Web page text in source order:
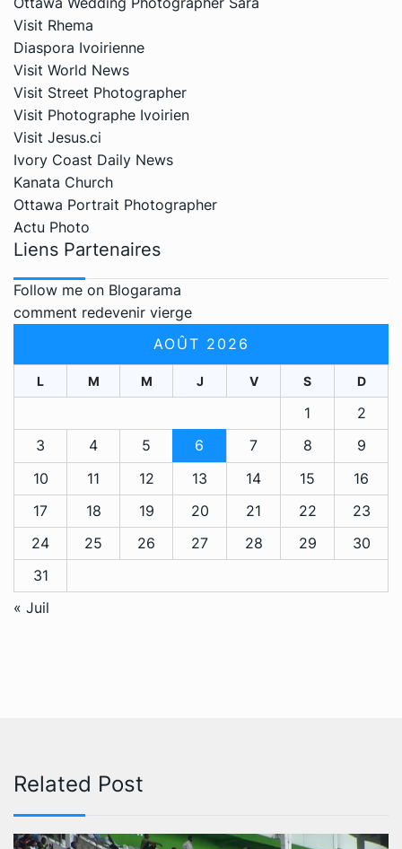
Visit Rhema
Diaspora Ivoirienne
Visit World News
Visit Street Photographer
Visit Photographe Ivoirien
Visit Jesus.ci
Ivory Coast Daily News
Kanata Church
Ottawa Portrait Photographer
Actu Photo
Liens Partenaires
Follow me on Blogarama
comment redevenir vierge
AOÛT 2026
L M M J V S D
1
2
3
4 5 6 7 8
9
10
11 12 13 14 15
16
17
18 19 20 21 22
23
24
25 26 27 28 29
30
31
« Juil
Related Post